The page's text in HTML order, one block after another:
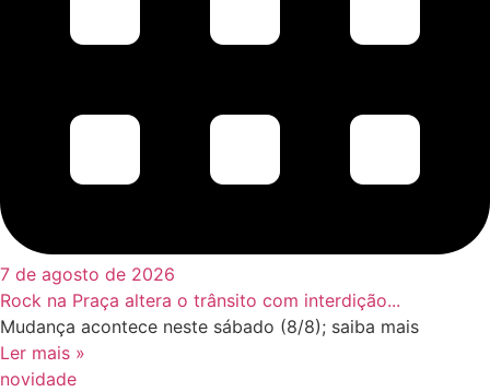
7 de agosto de 2026
Rock na Praça altera o trânsito com interdição...
Mudança acontece neste sábado (8/8); saiba mais
Ler mais »
novidade